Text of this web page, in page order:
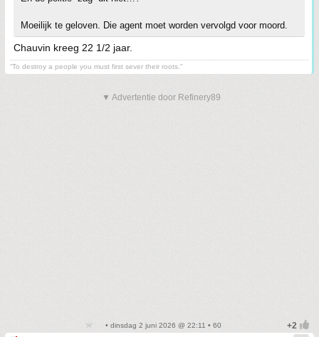
Moeilijk te geloven. Die agent moet worden vervolgd voor moord.
Chauvin kreeg 22 1/2 jaar.
“To destroy a people you must first sever their roots.”
▼ Advertentie door Refinery89
• dinsdag 2 juni 2026 @ 22:11 • 60